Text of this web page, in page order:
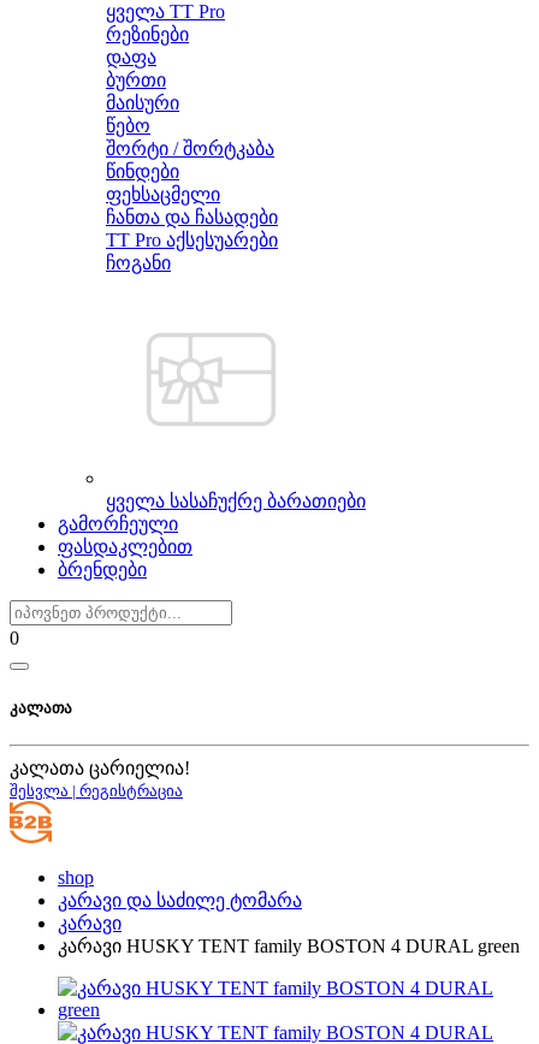
ყველა TT Pro
რეზინები
დაფა
ბურთი
მაისური
წებო
შორტი / შორტკაბა
წინდები
ფეხსაცმელი
ჩანთა და ჩასადები
TT Pro აქსესუარები
ჩოგანი
ყველა სასაჩუქრე ბარათიები
გამორჩეული
ფასდაკლებით
ბრენდები
0
კალათა
კალათა ცარიელია!
შესვლა | რეგისტრაცია
shop
კარავი და საძილე ტომარა
კარავი
კარავი HUSKY TENT family BOSTON 4 DURAL green